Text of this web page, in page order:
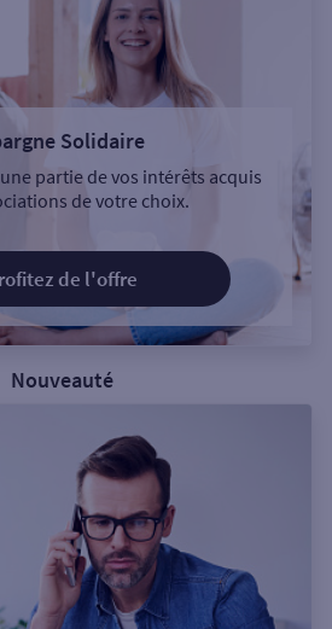
Solidaire
partie de vos intérêts acquis
de votre choix.
de l'offre
Nouveauté